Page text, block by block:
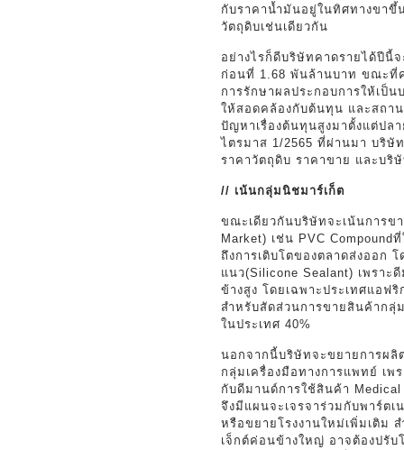
กับราคาน้ำมันอยู่ในทิศทางขาขึ้
วัตถุดิบเช่นเดียวกัน
อย่างไรก็ดีบริษัทคาดรายได้ปีนี้
ก่อนที่ 1.68 พันล้านบาท ขณะที่
การรักษาผลประกอบการให้เป็
ให้สอดคล้องกับต้นทุน และสถา
ปัญหาเรื่องต้นทุนสูงมาตั้งแต่ปล
ไตรมาส 1/2565 ที่ผ่านมา บริษั
ราคาวัตถุดิบ ราคาขาย และบริ
// เน้นกลุ่มนิชมาร์เก็ต
ขณะเดียวกันบริษัทจะเน้นการข
Market) เช่น PVC
ถึงการเติบโตของตลาดส่งออก
แนว(Silicone Sealant) เพรา
ข้างสูง โดยเฉพาะประเทศแอฟ
สำหรับสัดส่วนการขายสินค้ากลุ่
ในประเทศ 40%
นอกจากนี้บริษัทจะขยายการผลิ
กลุ่มเครื่องมือทางการแพทย์ เพ
กับดีมานด์การใช้สินค้า Medical
จึงมีแผนจะเจรจาร่วมกับพาร์ต
หรือขยายโรงงานใหม่เพิ่มเติม
เจ็กต์ค่อนข้างใหญ่ อาจต้องปรับ